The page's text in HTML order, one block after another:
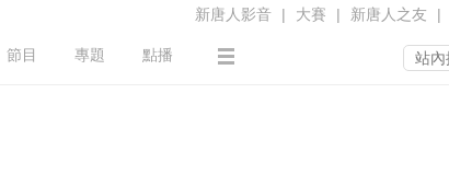
新唐人影音 | 大賽 | 新唐人之友 |
節目 專題 點播